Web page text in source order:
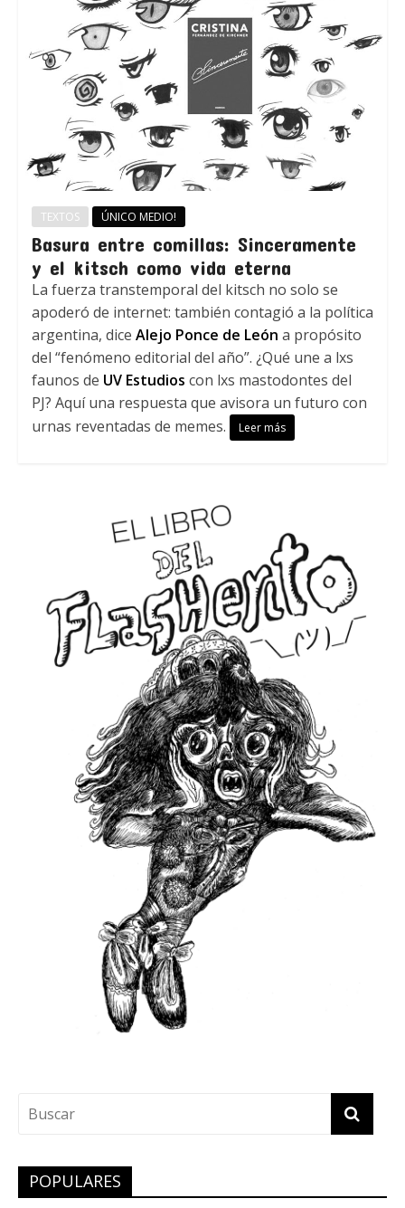
TEXTOS ÚNICO MEDIO!
Basura entre comillas: Sinceramente
y el kitsch como vida eterna
La fuerza transtemporal del kitsch no solo se
apoderó de internet: también contagió a la política
argentina, dice Alejo Ponce de León a propósito
del “fenómeno editorial del año”. ¿Qué une a lxs
faunos de UV Estudios con lxs mastodontes del
PJ? Aquí una respuesta que avisora un futuro con
urnas reventadas de memes.
Leer más
POPULARES